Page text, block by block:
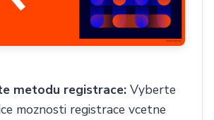
metodu registrace: Vyberte
moznosti registrace vcetne